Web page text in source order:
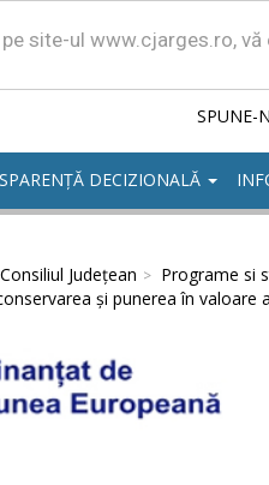
site-ul www.cjarges.ro,
SPUNE-
DECIZIONALĂ
Consiliul Județean Programe si
și punerea în valoare